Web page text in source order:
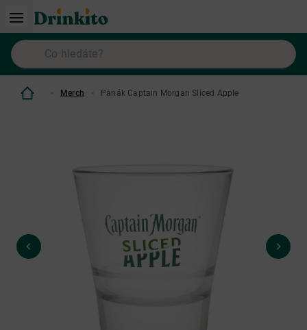
Merch Panák Captain Morgan Sliced Apple